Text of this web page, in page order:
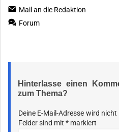
Mail an die Redaktion
Forum
Hinterlasse einen
zum Thema?
Deine E-Mail-Adresse wird
Felder sind mit * markiert